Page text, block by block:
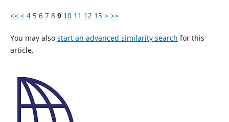
<< < 4 5 6 7 8 9 10 11 12 13 > >>
You may also start an advanced similarity search for this
article.